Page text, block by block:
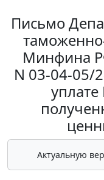
Письмо
Минфина
N 03-04-05/
Актуальную